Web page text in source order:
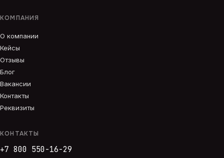
КОМПАНИЯ
О компании
Кейсы
Отзывы
Блог
Вакансии
Контакты
Реквизиты
КОНТАКТЫ
+7 800 550-16-29